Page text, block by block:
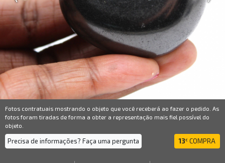
Fotos contratuais mostrando o objeto que você receberá ao fazer o pedido. As
fotos foram tiradas de forma a obter a representação mais fiel possível do
objeto.
Precisa de informações? Faça uma pergunta 13€ COMPRA